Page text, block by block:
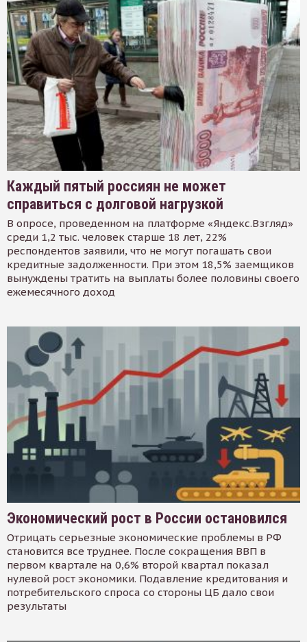
Каждый пятый россиян не может
справиться с долговой нагрузкой
В опросе, проведенном на платформе «Яндекс.Взгляд»
среди 1,2 тыс. человек старше 18 лет, 22%
респондентов заявили, что не могут погашать свои
кредитные задолженности. При этом 18,5% заемщиков
вынуждены тратить на выплаты более половины своего
ежемесячного доход
Экономический рост в России остановился
Отрицать серьезные экономические проблемы в РФ
становится все труднее. После сокращения ВВП в
первом квартале на 0,6% второй квартал показал
нулевой рост экономики. Подавление кредитования и
потребительского спроса со стороны ЦБ дало свои
результаты